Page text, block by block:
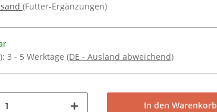
(Futter-Ergänzungen)
3 - 5 Werktage (DE - Ausland abweichend)
In den Warenkorb